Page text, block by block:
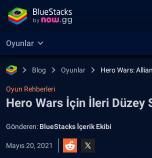
Oyunlar
Blog Oyunlar Hero Wars:
Oyun Rehberleri
Hero Wars İçin İleri Düzey
Gönderen: BlueStacks İçerik Ekibi
Mayıs 20, 2021